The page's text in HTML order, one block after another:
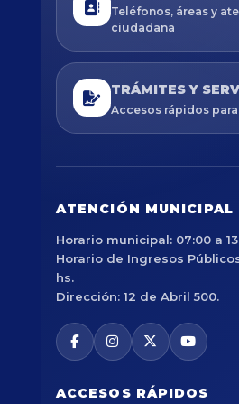
Teléfonos, áreas y
ciudadana
TRÁMITES Y
Accesos rápidos
ATENCIÓN MUNICIPAL
Horario municipal: 07:00 a
Horario de Ingresos
hs.
Dirección: 12 de Abril 500.
ACCESOS RÁPIDOS